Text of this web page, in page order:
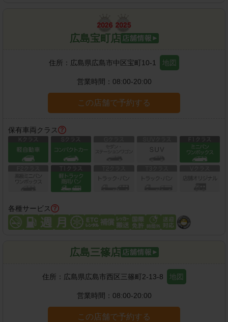
広島宝町店
住所： 広島県広島市中区宝町10-1 地図
営業時間： 08:00-20:00
この店舗で予約する
保有車両クラス
各種サービス
広島三篠店
住所： 広島県広島市西区三篠町2-13-8 地図
営業時間： 08:00-20:00
この店舗で予約する